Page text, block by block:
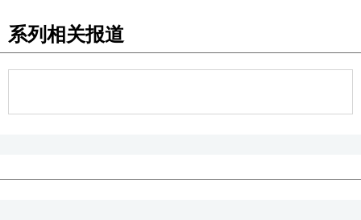
系列相关报道